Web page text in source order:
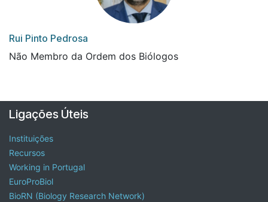
Rui Pinto Pedrosa
Não Membro da Ordem dos Biólogos
Ligações Úteis
Instituições
Recursos
Working in Portugal
EuroProBiol
BioRN (Biology Research Network)